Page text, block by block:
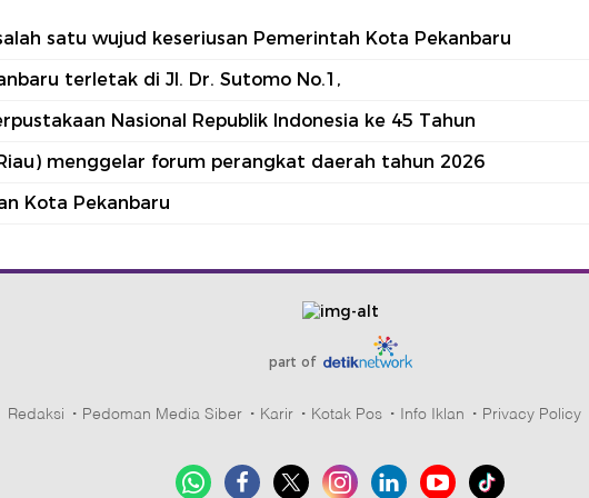
satu wujud keseriusan Pemerintah Kota Pekanbaru
terletak di Jl. Dr. Sutomo No.1,
Nasional Republik Indonesia ke 45 Tahun
menggelar forum perangkat daerah tahun 2026
Kota Pekanbaru
part of
Redaksi Pedoman Media Siber Karir Kotak Pos Info Iklan Privacy Policy